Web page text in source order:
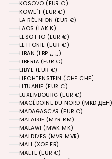
KOSOVO (EUR €)
KOWEÏT (EUR €)
LA RÉUNION (EUR €)
LAOS (LAK ₭)
LESOTHO (EUR €)
LETTONIE (EUR €)
LIBAN (LBP ل.ل)
LIBERIA (EUR €)
LIBYE (EUR €)
LIECHTENSTEIN (CHF CHF)
LITUANIE (EUR €)
LUXEMBOURG (EUR €)
MACÉDOINE DU NORD (MKD ДЕН)
MADAGASCAR (EUR €)
MALAISIE (MYR RM)
MALAWI (MWK MK)
MALDIVES (MVR MVR)
MALI (XOF FR)
MALTE (EUR €)